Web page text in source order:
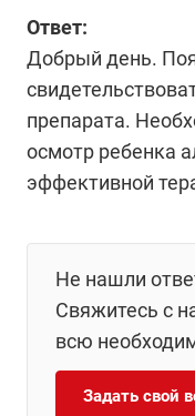
Ответ:
Добрый день.
препарата.
осмотр ребенка
эффективной
Не нашли
Свяжитесь с
всю
Задать свой